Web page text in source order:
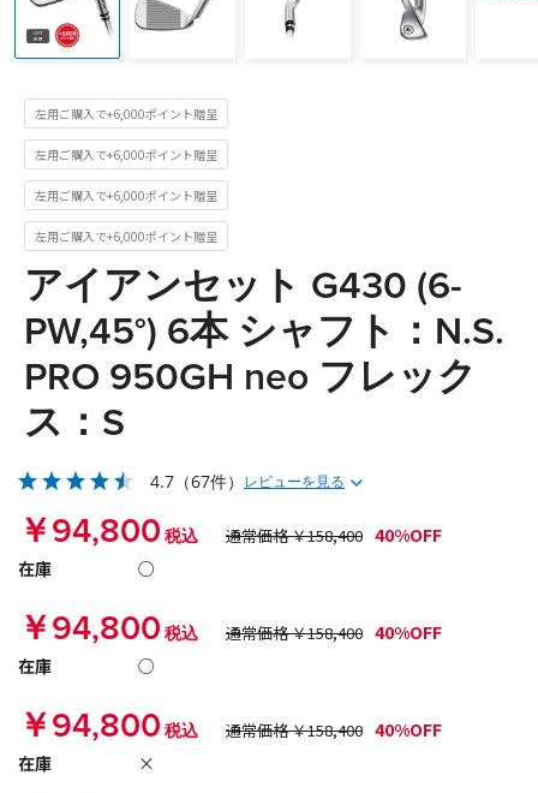
アイアンセット G430 (6-
PW,45°) 6本 シャフト：N.S.
PRO 950GH neo フレック
ス：S
左用ご購入で+6,000ポイント贈呈
左用ご購入で+6,000ポイント贈呈
左用ご購入で+6,000ポイント贈呈
左用ご購入で+6,000ポイント贈呈
￥94,800税込 通常価格 ￥158,400 40%OFF
在庫
○
￥94,800税込 通常価格 ￥158,400 40%OFF
在庫
○
￥94,800税込 通常価格 ￥158,400 40%OFF
在庫
×
4.7 （67件） レビューを見る